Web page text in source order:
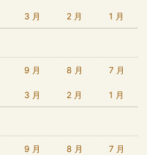
3 月 2 月 1 月
9 月 8 月 7 月
3 月 2 月 1 月
9 月 8 月 7 月